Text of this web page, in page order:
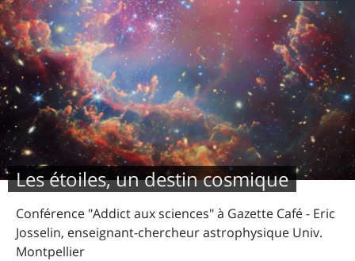
Les étoiles, un destin cosmique
Conférence "Addict aux sciences" à Gazette Café - Eric
Josselin, enseignant-chercheur astrophysique Univ.
Montpellier